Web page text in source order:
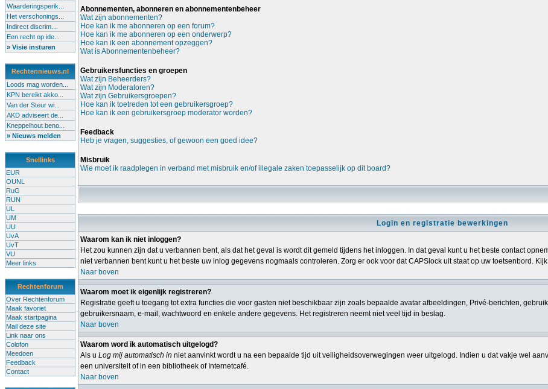
Waarderingsperik...
Het verschonings...
Indirect discrim...
Een recht op ide...
» Visie insturen
Rechtennieuws.nl
Loods mag worden...
KPN bereikt akko...
Van der Steur wi...
AKD adviseert de...
Kneppelhout beno...
» Nieuws melden
Snellinks
EUR
OUNL
RuG
RUN
UL
UM
UU
UvA
UvT
VU
Meer links
Rechtenforum
Over Rechtenforum
Maak favoriet
Maak startpagina
Mail deze site
Link naar ons
Colofon
Meedoen
Feedback
Contact
Abonnementen, abonneren en abonnementenbeheer
Wat zijn abonnementen?
Hoe kan ik me abonneren op een forum?
Hoe kan ik me abonneren op een onderwerp?
Hoe kan ik een abonnement opzeggen?
Wat is Abonnementenbeheer?
Gebruikersfuncties en groepen
Wat zijn Beheerders?
Wat zijn Moderatoren?
Wat zijn Gebruikersgroepen?
Hoe kan ik toetreden tot een gebruikersgroep?
Hoe kan ik een gebruikersgroep moderator worden?
Feedback
Heb je vragen, suggesties, of gewoon een goed idee?
Misbruik
Wie moet ik raadplegen in verband met misbruik en/of illegale zaken toepasselijk op dit board?
Login en registratie bewerkingen
Waarom kan ik niet inloggen?
Het zou kunnen zijn dat u verbannen bent, als dat het geval is wordt dit gemeld tijdens het inloggen. In dat geval kunt u het beste contact
niet verbannen bent kunt u het beste uw inlog gegevens nogmaals controleren. Zorg er ook voor dat CAPSlock uit staat op uw toetsenbord.
Naar boven
Waarom moet ik eigenlijk registreren?
Registratie geeft u toegang tot extra functies die voor gasten niet beschikbaar zijn zoals bepaalde avatar afbeeldingen, Privé-berichten,
gebruikersnaam, e-mail, wachtwoord en enkele andere gegevens. Het registreren neemt niet veel tijd in beslag.
Naar boven
Waarom word ik automatisch uitgelogd?
Als u Log mij automatisch in niet aanvinkt wordt u na een bepaalde tijd uit veiligheidsoverwegingen weer uitgelogd. Indien u dat vakje wel
een universiteit of in een bibliotheek of Internetcafé.
Naar boven